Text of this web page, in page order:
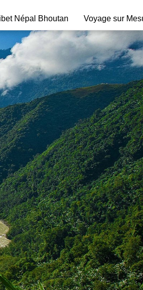
Népal Bhoutan Voyage sur